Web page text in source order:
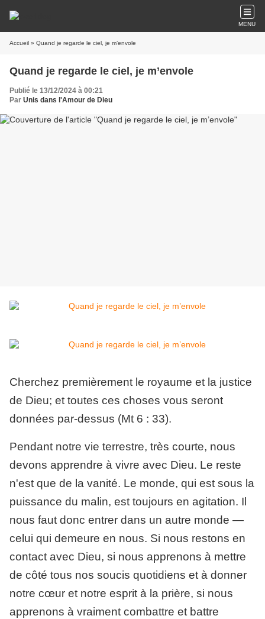
MENU
Accueil » Quand je regarde le ciel, je m’envole
Quand je regarde le ciel, je m’envole
Publié le 13/12/2024 à 00:21
Par Unis dans l'Amour de Dieu
Cherchez premièrement le royaume et la justice
de Dieu; et toutes ces choses vous seront
données par-dessus (Mt 6 : 33).
Pendant notre vie terrestre, très courte, nous
devons apprendre à vivre avec Dieu. Le reste
n'est que de la vanité. Le monde, qui est sous la
puissance du malin, est toujours en agitation. Il
nous faut donc entrer dans un autre monde —
celui qui demeure en nous. Si nous restons en
contact avec Dieu, si nous apprenons à mettre
de côté tous nos soucis quotidiens et à donner
notre cœur et notre esprit à la prière, si nous
apprenons à vraiment combattre et battre